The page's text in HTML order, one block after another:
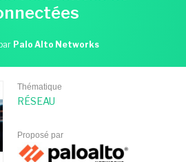
Palo Alto Networks
Thématique
RÉSEAU
Proposé par